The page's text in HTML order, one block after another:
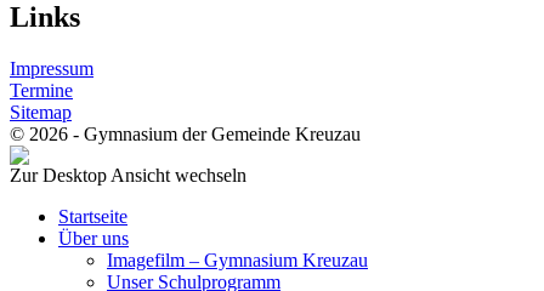
Links
Impressum
Termine
Sitemap
© 2026 - Gymnasium der Gemeinde Kreuzau
Zur Desktop Ansicht wechseln
Startseite
Über uns
Imagefilm – Gymnasium Kreuzau
Unser Schulprogramm